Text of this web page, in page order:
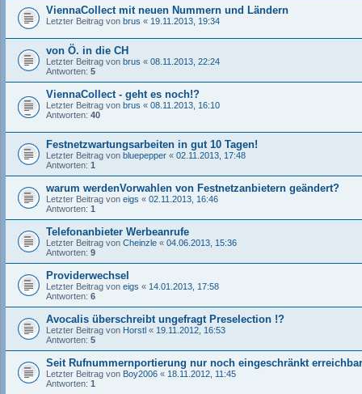
ViennaCollect mit neuen Nummern und Ländern
Letzter Beitrag von brus « 19.11.2013, 19:34
von Ö. in die CH
Letzter Beitrag von brus « 08.11.2013, 22:24
Antworten: 5
ViennaCollect - geht es noch!?
Letzter Beitrag von brus « 08.11.2013, 16:10
Antworten: 40
Festnetzwartungsarbeiten in gut 10 Tagen!
Letzter Beitrag von bluepepper « 02.11.2013, 17:48
Antworten: 1
warum werdenVorwahlen von Festnetzanbietern geändert?
Letzter Beitrag von eigs « 02.11.2013, 16:46
Antworten: 1
Telefonanbieter Werbeanrufe
Letzter Beitrag von Cheinzle « 04.06.2013, 15:36
Antworten: 9
Providerwechsel
Letzter Beitrag von eigs « 14.01.2013, 17:58
Antworten: 6
Avocalis überschreibt ungefragt Preselection !?
Letzter Beitrag von Horstl « 19.11.2012, 16:53
Antworten: 5
Seit Rufnummernportierung nur noch eingeschränkt erreichbar
Letzter Beitrag von Boy2006 « 18.11.2012, 11:45
Antworten: 1